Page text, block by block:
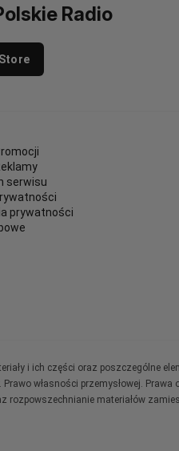
Radio
serwisu
prywatności
i ich części oraz poszczególne
własności przemysłowej.
rozpowszechnianie materiałów